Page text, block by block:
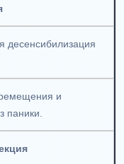
десенсибилизация
и
паники.